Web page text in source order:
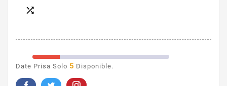

Date Prisa Solo 5 Disponible.